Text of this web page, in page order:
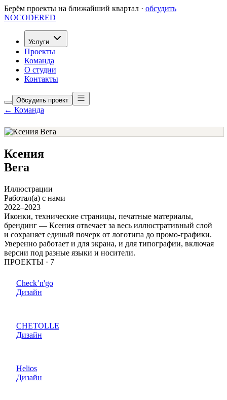
Берём проекты на ближайший квартал · обсудить
NOCODERED
Услуги
Проекты
Команда
О студии
Контакты
Обсудить проект
← Команда
Ксения
Вега
Иллюстрации
Работал(а) с нами
2022–2023
Иконки, технические страницы, печатные материалы,
брендинг — Ксения отвечает за весь иллюстративный слой
и сохраняет единый почерк от логотипа до промо-графики.
Уверенно работает и для экрана, и для типографии, включая
версии под разные языки и носители.
ПРОЕКТЫ · 7
Check’n'go
Дизайн
CHETOLLE
Дизайн
Helios
Дизайн